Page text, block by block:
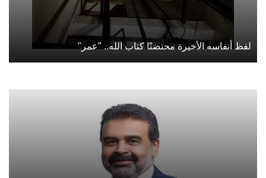
لفظ أنفاسه الأخيرة محتضنًا كتاب الله.. "عمر"